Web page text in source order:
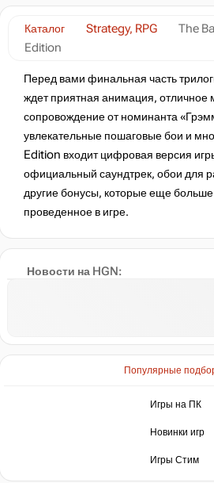
Новости на HGN:
Популярные
Игры на ПК
Новинки игр
Игры Стим
Каталог Strategy, RPG
The
Edition
Перед вами финальная часть
ждет приятная анимация, отличное
сопровождение от номинанта
увлекательные пошаговые бои и
Edition входит цифровая версия
официальный саундтрек, обои для
другие бонусы, которые еще больше
проведенное в игре.